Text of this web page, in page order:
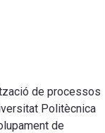
de processos
Politècnica
de